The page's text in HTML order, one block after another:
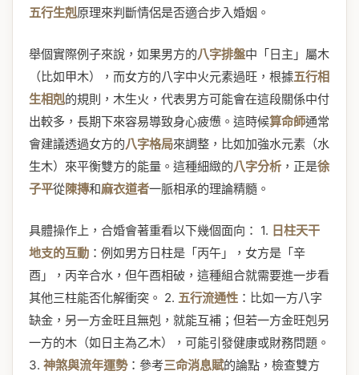
五行生剋原理來判斷情侶是否適合步入婚姻。
舉個實際例子來說，如果男方的八字排盤中「日主」屬木
（比如甲木），而女方的八字中火元素過旺，根據五行相
生相剋的規則，木生火，代表男方可能會在這段關係中付
出較多，長期下來容易導致身心疲憊。這時候算命師通常
會建議透過女方的八字格局來調整，比如加強水元素（水
生木）來平衡雙方的能量。這種細緻的八字分析 ，正是徐
子平從陳摶和麻衣道者一脈相承的理論精髓。
具體操作上，合婚會著重看以下幾個面向： 1. 日柱天干
地支的互動 ：例如男方日柱是「丙午」，女方是「辛
酉」，丙辛合水，但午酉相破，這種組合就需要進一步看
其他三柱能否化解衝突。 2. 五行流通性 ：比如一方八字
缺金，另一方金旺且無剋，就能互補；但若一方金旺剋另
一方的木（如日主為乙木），可能引發健康或財務問題。
3. 神煞與流年運勢：參考三命消息賦的論點，檢查雙方